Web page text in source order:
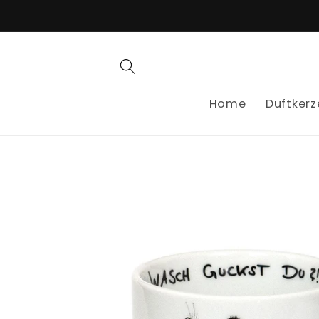
Inhalt
Home